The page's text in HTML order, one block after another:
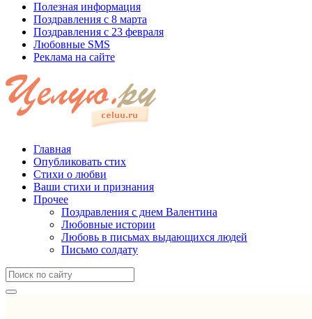
Полезная информация
Поздравления с 8 марта
Поздравления с 23 февраля
Любовные SMS
Реклама на сайте
Главная
Опубликовать стих
Стихи о любви
Ваши стихи и признания
Прочее
Поздравления с днем Валентина
Любовные истории
Любовь в письмах выдающихся людей
Письмо солдату